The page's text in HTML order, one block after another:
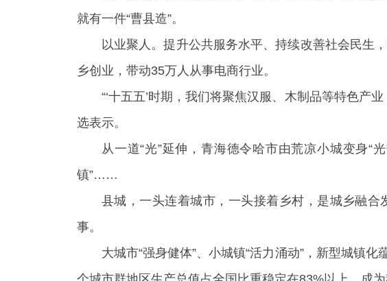
就有一件“曹县造”。
以业聚人。提升公共服务水平、持续改善社会民生
乡创业，带动35万人从事电商行业。
“‘十五五’时期，我们将聚焦汉服、木制品等特色产
选表示。
从一道“光”延伸，青海德令哈市由荒凉小城变身“
镇”……
县城，一头连着城市，一头接着乡村，是城乡融
事。
大城市“强身健体”、小城镇“活力涌动”，新型城镇